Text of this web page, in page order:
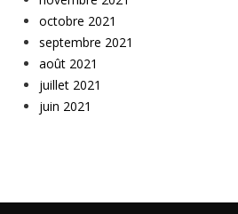
octobre 2021
septembre 2021
août 2021
juillet 2021
juin 2021